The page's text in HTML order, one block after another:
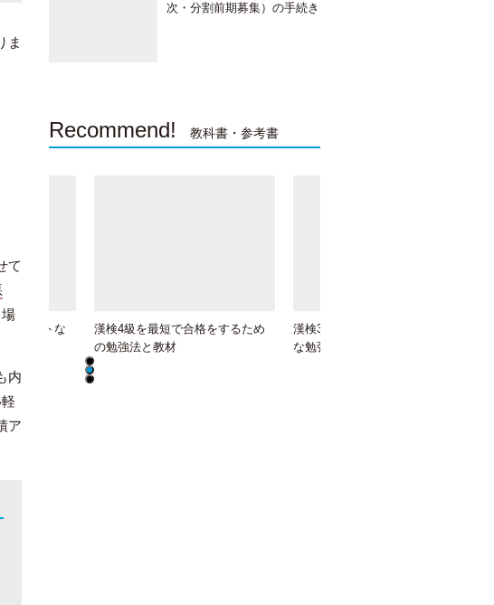
ま
て
場
内
ア
次・分割前期募集）の手続き
Recommend! 教科書・参考書
のベストな
漢検4級を最短で合格をするため
の勉強法と教材
漢検3級に合格するには？効率的
な勉強法とオススメの教材を紹介